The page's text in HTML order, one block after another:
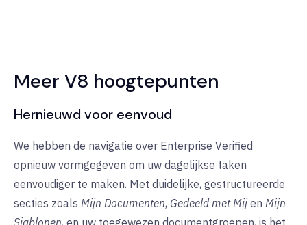
Meer V8 hoogtepunten
Hernieuwd voor eenvoud
We hebben de navigatie over Enterprise Verified
opnieuw vormgegeven om uw dagelijkse taken
eenvoudiger te maken. Met duidelijke, gestructureerde
secties zoals Mijn Documenten, Gedeeld met Mij en Mijn
Sjablonen, en uw toegewezen documentgroepen, is het